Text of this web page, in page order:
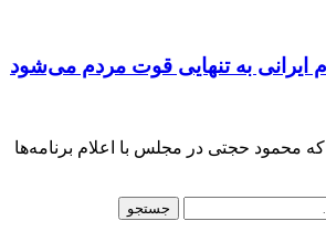
از 24 مرداد سال 1392 که محمود حجتی در مجلس با اعلام برنامه‌ها